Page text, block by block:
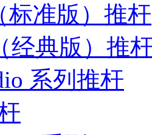
标准版）推杆
经典版）推
系列推杆